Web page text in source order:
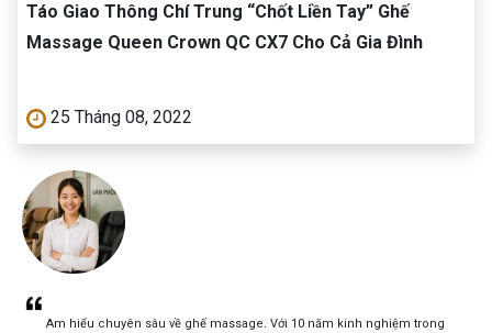
Táo Giao Thông Chí Trung “Chốt Liền Tay” Ghế
Massage Queen Crown QC CX7 Cho Cả Gia Đình
25 Tháng 08, 2022
Am hiểu chuyên sâu về ghế massage. Với 10 năm kinh nghiệm trong